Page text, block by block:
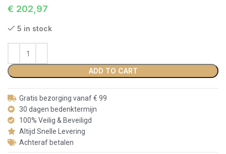
€ 202,97
5 in stock
ADD TO CART
Gratis bezorging vanaf € 99
30 dagen bedenktermijn
100% Veilig & Beveiligd
Altijd Snelle Levering
Achteraf betalen